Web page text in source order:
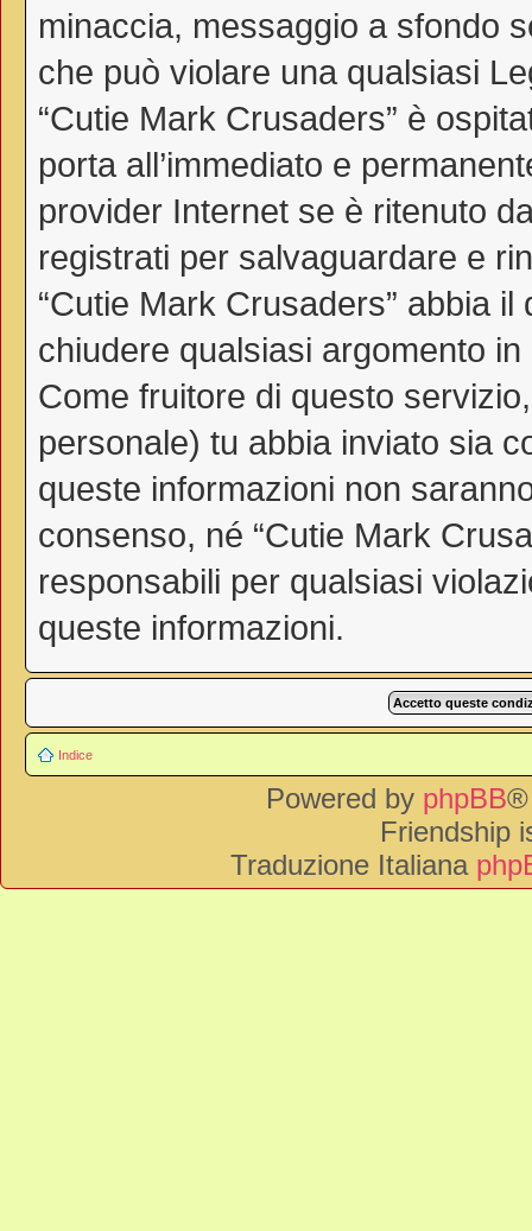
minaccia, messaggio a sfondo
che può violare una qualsiasi
“Cutie Mark Crusaders” è
porta all’immediato e
provider Internet se è ritenuto
registrati per salvaguardare e
“Cutie Mark Crusaders” abbia
chiudere qualsiasi argomento
Come fruitore di questo
personale) tu abbia inviato sia
queste informazioni non
consenso, né “Cutie Mark
responsabili per qualsiasi
queste informazioni.
Indice
Powered by phpBB®
Friendship
Traduzione Italiana